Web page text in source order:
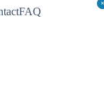
FAQ
×
×